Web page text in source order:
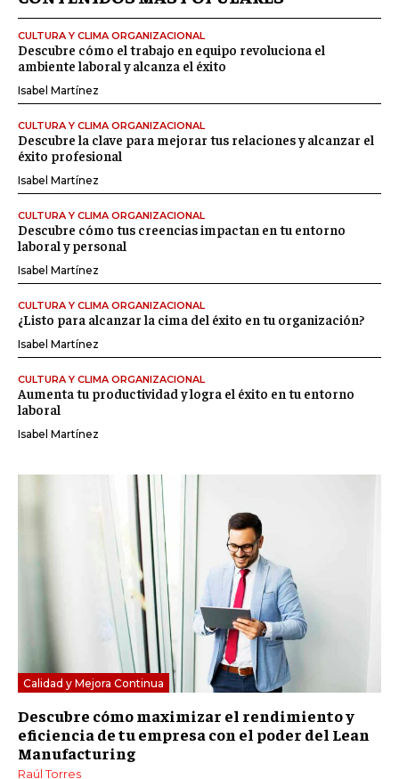
CULTURA Y CLIMA ORGANIZACIONAL
Descubre cómo el trabajo en equipo revoluciona el
ambiente laboral y alcanza el éxito
Isabel Martínez
CULTURA Y CLIMA ORGANIZACIONAL
Descubre la clave para mejorar tus relaciones y alcanzar el
éxito profesional
Isabel Martínez
CULTURA Y CLIMA ORGANIZACIONAL
Descubre cómo tus creencias impactan en tu entorno
laboral y personal
Isabel Martínez
CULTURA Y CLIMA ORGANIZACIONAL
¿Listo para alcanzar la cima del éxito en tu organización?
Isabel Martínez
CULTURA Y CLIMA ORGANIZACIONAL
Aumenta tu productividad y logra el éxito en tu entorno
laboral
Isabel Martínez
Calidad y Mejora Continua
Descubre cómo maximizar el rendimiento y
eficiencia de tu empresa con el poder del Lean
Manufacturing
Raúl Torres